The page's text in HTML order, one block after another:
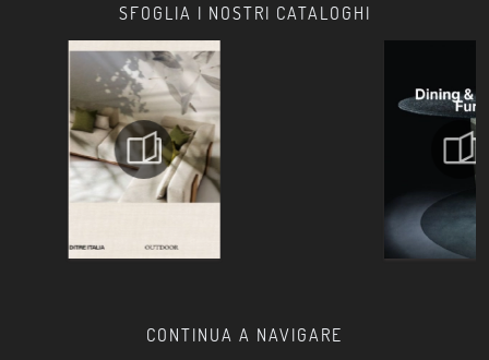
SFOGLIA I NOSTRI CATALOGHI
CONTINUA A NAVIGARE